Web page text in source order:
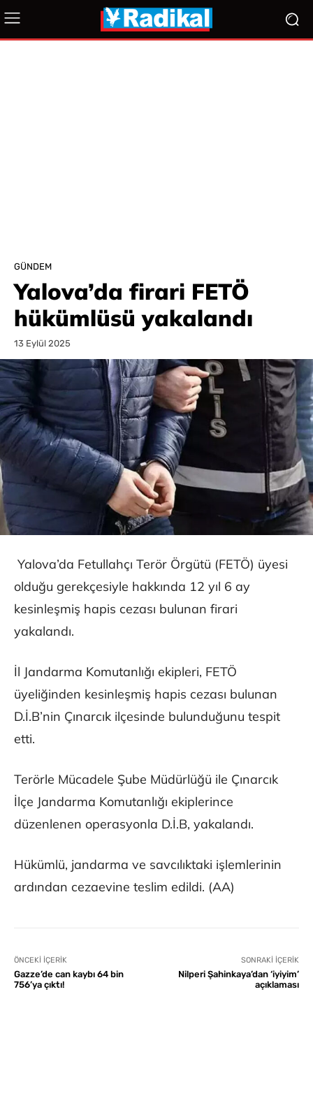
GÜNDEM
Yalova’da firari FETÖ
hükümlüsü yakalandı
13 Eylül 2025
Yalova’da Fetullahçı Terör Örgütü (FETÖ) üyesi
olduğu gerekçesiyle hakkında 12 yıl 6 ay
kesinleşmiş hapis cezası bulunan firari
yakalandı.
İl Jandarma Komutanlığı ekipleri, FETÖ
üyeliğinden kesinleşmiş hapis cezası bulunan
D.İ.B’nin Çınarcık ilçesinde bulunduğunu tespit
etti.
Terörle Mücadele Şube Müdürlüğü ile Çınarcık
İlçe Jandarma Komutanlığı ekiplerince
düzenlenen operasyonla D.İ.B, yakalandı.
Hükümlü, jandarma ve savcılıktaki işlemlerinin
ardından cezaevine teslim edildi. (AA)
ÖNCEKI İÇERIK
Gazze’de can kaybı 64 bin
756’ya çıktı!
SONRAKI İÇERIK
Nilperi Şahinkaya’dan ‘iyiyim’
açıklaması